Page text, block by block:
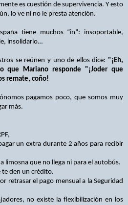
es cuestión de supervivencia. Y esto
lo ve ni no le presta atención.
tiene muchos “in”: insoportable,
insolidario…
se reúnen y uno de ellos dice: "¡Eh,
que Mariano responde "¡Joder que
remate, coño!
pagamos poco, que somos muy
más.
un extra durante 2 años para recibir
limosna que no llega ni para el autobús.
te den un crédito.
retrasar el pago mensual a la Seguridad
no existe la flexibilización en los